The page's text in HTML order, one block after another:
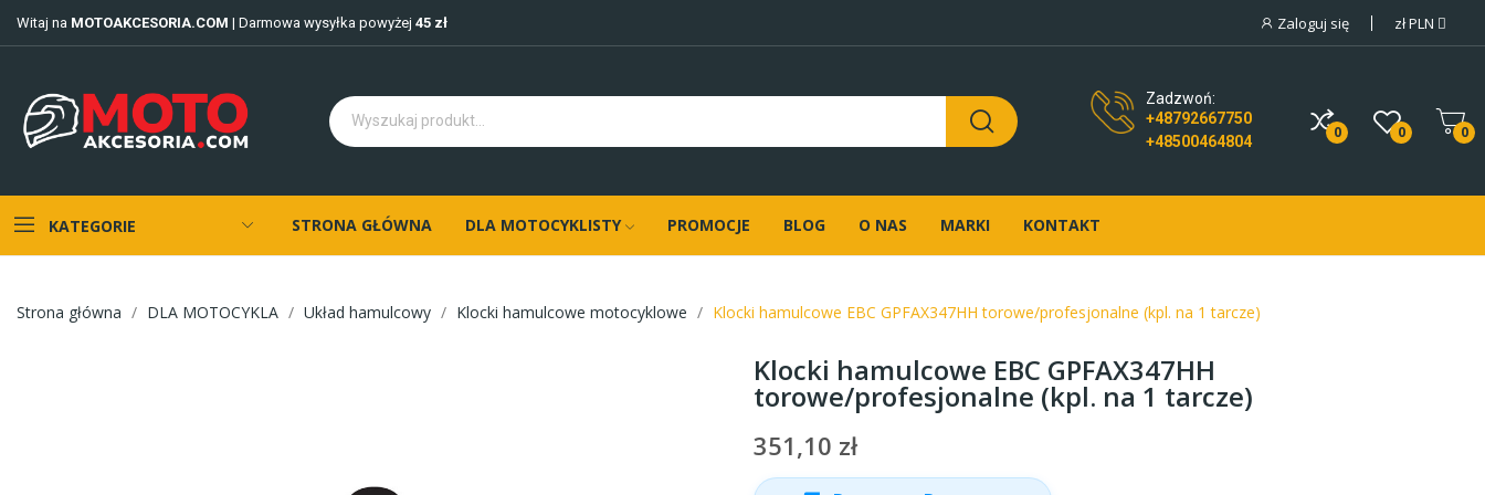
Witaj na MOTOAKCESORIA.COM | Darmowa wysyłka powyżej 45 zł Zaloguj się złPLN
Zadzwoń:
+48792667750
+48500464804
0 0 0
KATEGORIE STRONA GŁÓWNA DLA MOTOCYKLISTY PROMOCJE BLOG O NAS MARKI KONTAKT
Strona główna DLA MOTOCYKLA Układ hamulcowy Klocki hamulcowe motocyklowe Klocki hamulcowe EBC GPFAX347HH torowe/profesjonalne (kpl. na 1 tarcze)
Klocki hamulcowe EBC GPFAX347HH
torowe/profesjonalne (kpl. na 1 tarcze)
351,10 zł